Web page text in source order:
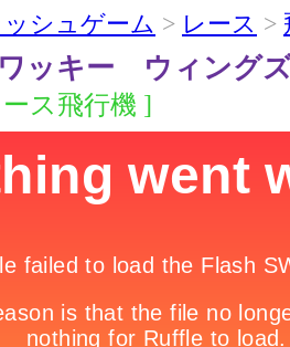
シュゲーム > レース >
ッキー ウィング
ス飛行機 ]